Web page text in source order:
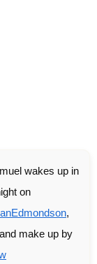
wakes up in
on
,
make up by